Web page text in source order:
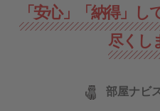
「安心」「納得」
尽くし
部屋ナビ